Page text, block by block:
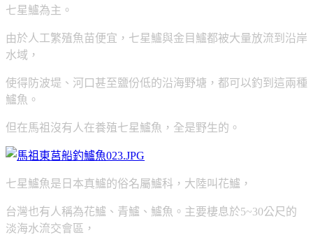
七星鱸為主。
由於人工繁殖魚苗便宜，七星鱸與金目鱸都被大量放流到沿岸
水域，
使得防波堤、河口甚至鹽份低的沿海野塘，都可以釣到這兩種
鱸魚。
但在馬祖沒有人在養殖七星鱸魚，全是野生的。
七星鱸魚是日本真鱸的俗名屬鱸科，大陸叫花鱸，
台灣也有人稱為花鱸、青鱸、鱸魚。主要棲息於5~30公尺的
淡海水流交會區，